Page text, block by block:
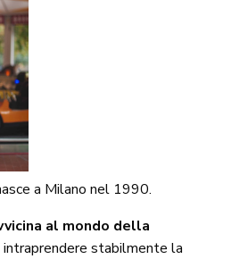
a Milano nel 1990.
al mondo della
intraprendere stabilmente la